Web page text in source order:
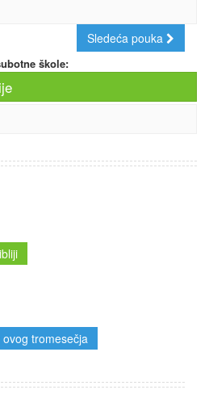
Sledeća pouka
škole:
tromesečja